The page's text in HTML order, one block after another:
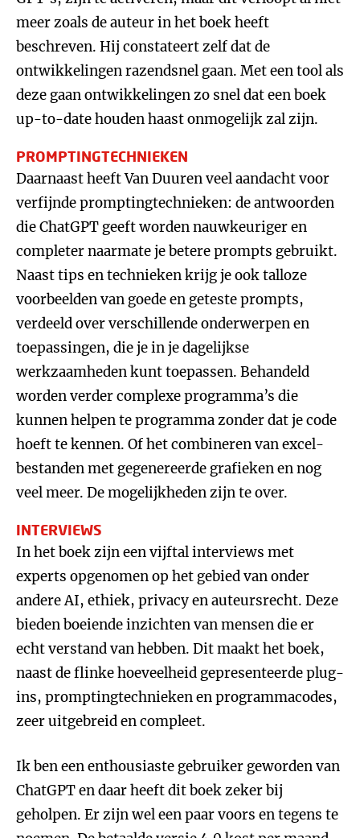
meer zoals de auteur in het boek heeft
beschreven. Hij constateert zelf dat de
ontwikkelingen razendsnel gaan. Met een tool als
deze gaan ontwikkelingen zo snel dat een boek
up-to-date houden haast onmogelijk zal zijn.
PROMPTINGTECHNIEKEN
Daarnaast heeft Van Duuren veel aandacht voor
verfijnde promptingtechnieken: de antwoorden
die ChatGPT geeft worden nauwkeuriger en
completer naarmate je betere prompts gebruikt.
Naast tips en technieken krijg je ook talloze
voorbeelden van goede en geteste prompts,
verdeeld over verschillende onderwerpen en
toepassingen, die je in je dagelijkse
werkzaamheden kunt toepassen. Behandeld
worden verder complexe programma’s die
kunnen helpen te programma zonder dat je code
hoeft te kennen. Of het combineren van excel-
bestanden met gegenereerde grafieken en nog
veel meer. De mogelijkheden zijn te over.
INTERVIEWS
In het boek zijn een vijftal interviews met
experts opgenomen op het gebied van onder
andere AI, ethiek, privacy en auteursrecht. Deze
bieden boeiende inzichten van mensen die er
echt verstand van hebben. Dit maakt het boek,
naast de flinke hoeveelheid gepresenteerde plug-
ins, promptingtechnieken en programmacodes,
zeer uitgebreid en compleet.
Ik ben een enthousiaste gebruiker geworden van
ChatGPT en daar heeft dit boek zeker bij
geholpen. Er zijn wel een paar voors en tegens te